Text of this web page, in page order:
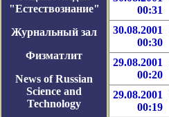
"Естествознание"
Журнальный зал
Физматлит
News of Russian
Science and
Technology
00:31
30.08.2001
00:30
29.08.2001
00:20
29.08.2001
00:19